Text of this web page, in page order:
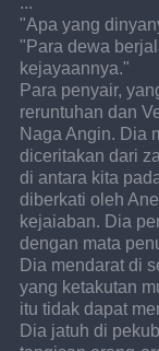
"Apa yang
"Para dewa
kejayaannya."
Para penyair,
reruntuhan dan
Naga Angin. Dia
diceritakan dari
di antara kita
diberkati oleh
kejaiaban. Dia
dengan mata
Dia mendarat di
yang ketakutan
itu tidak dapat
Dia jatuh di